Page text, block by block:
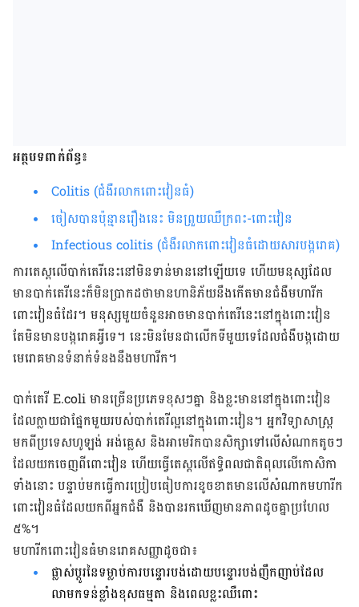
អត្ថបទពាក់ព័ន្ធ៖
Colitis (ជំងឺរលាក​ពោះវៀនធំ)
ចៀស​បាន​ប៉ុន្មាន​រឿង​នេះ មិនព្រួយ​ឈឺ​​ក្រពះ-​ពោះវៀន
Infectious colitis (ជំងឺរលាក​ពោះវៀន​ធំដោយសារបង្ករោគ)
ការ​តេស្ដ​​លើ​បាក់តេរី​នេះ​នៅមិនទាន់​មាន​នៅ​ឡើយទេ ហើយ​មនុស្ស​ដែល​
មាន​បាក់តេរី​នេះ​ក៏​មិន​ប្រាកដ​ថា​មាន​ហានិភ័យ​នឹងកើត​មាន​​ជំងឺ​មហារីក​
ពោះវៀនធំ​ដែរ។ មនុស្ស​មួយ​ចំនួន​អាច​មាន​បាក់តេរី​នេះ​នៅ​ក្នុង​ពោះវៀន​
តែ​មិន​មាន​បង្ក​រោគ​អ្វី​ទេ។ នេះ​មិនមែន​ជា​លើក​ទី​មួយ​ទេ​ដែល​ជំងឺ​បង្ក​ដោយ​
មេរោគ​មាន​ទំនាក់ទំនង​នឹង​មហារីក។
បាក់តេរីE.coli​មាន​ច្រើន​ប្រភេទ​ខុសៗគ្នា និង​ខ្លះ​មាន​នៅ​ក្នុង​ពោះវៀន​
ដែល​ក្លាយ​ជា​ផ្នែក​មួយ​របស់​បាក់តេរីល្អ​នៅ​ក្នុង​ពោះ​វៀន។ ​អ្នក​វិទ្យាសាស្ត្រ​
មកពីប្រទេស​ហូឡង់​ អង់គ្លេស និង​អាមេរិក​បាន​សិក្សា​ទៅ​លើ​សំណាក​តូចៗ​
ដែល​យក​ចេញ​ពីពោះវៀន ហើយ​​ធ្វើតេស្ដ​លើ​ឥទ្ធិពល​ជាតិពុល​លើ​កោសិកា​
ទាំង​នោះ បន្ទាប់​មក​ធ្វើការ​ប្រៀបធៀប​ការ​ខូចខាត​មាន​លើ​សំណាក​មហារីក​
ពោះវៀនធំ​ដែល​យក​ពី​អ្នក​ជំងឺ និង​បាន​រក​ឃើញ​មាន​ភាព​ដូចគ្នា​ប្រហែល​
៥%។
មហារីក​ពោះវៀនធំ​មាន​រោគសញ្ញា​ដូចជា​៖
ផ្លាស់ប្ដូរ​នៃ​ទម្លាប់​ការ​បន្ទោរ​បង់​ដោយ​បន្ទោរ​បង់​ញឹកញាប់​ដែល​
លាមក​ទន់ខ្លាំង​ខុសធម្មតា និង​ពេលខ្លះ​ឈឺពោះ